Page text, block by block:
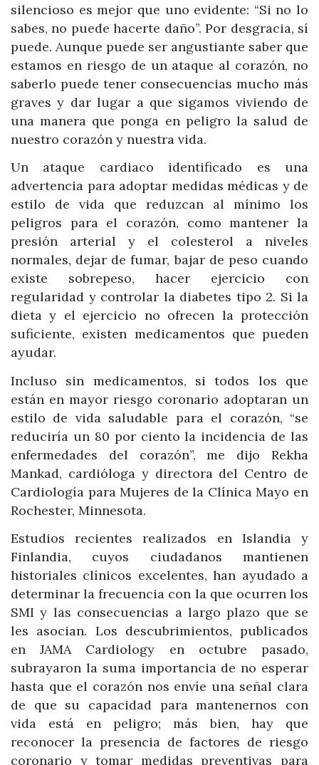
silencioso es mejor que uno evidente: “Si no lo
sabes, no puede hacerte daño”. Por desgracia, sí
puede. Aunque puede ser angustiante saber que
estamos en riesgo de un ataque al corazón, no
saberlo puede tener consecuencias mucho más
graves y dar lugar a que sigamos viviendo de
una manera que ponga en peligro la salud de
nuestro corazón y nuestra vida.
Un ataque cardiaco identificado es una
advertencia para adoptar medidas médicas y de
estilo de vida que reduzcan al mínimo los
peligros para el corazón, como mantener la
presión arterial y el colesterol a niveles
normales, dejar de fumar, bajar de peso cuando
existe sobrepeso, hacer ejercicio con
regularidad y controlar la diabetes tipo 2. Si la
dieta y el ejercicio no ofrecen la protección
suficiente, existen medicamentos que pueden
ayudar.
Incluso sin medicamentos, si todos los que
están en mayor riesgo coronario adoptaran un
estilo de vida saludable para el corazón, “se
reduciría un 80 por ciento la incidencia de las
enfermedades del corazón”, me dijo Rekha
Mankad, cardióloga y directora del Centro de
Cardiología para Mujeres de la Clínica Mayo en
Rochester, Minnesota.
Estudios recientes realizados en Islandia y
Finlandia, cuyos ciudadanos mantienen
historiales clínicos excelentes, han ayudado a
determinar la frecuencia con la que ocurren los
SMI y las consecuencias a largo plazo que se
les asocian. Los descubrimientos, publicados
en JAMA Cardiology en octubre pasado,
subrayaron la suma importancia de no esperar
hasta que el corazón nos envíe una señal clara
de que su capacidad para mantenernos con
vida está en peligro; más bien, hay que
reconocer la presencia de factores de riesgo
coronario y tomar medidas preventivas para